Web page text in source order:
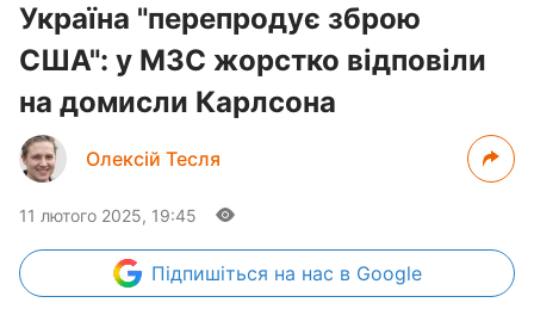
Україна "перепродує зброю
США": у МЗС жорстко відповіли
на домисли Карлсона
Олексій Тесля
11 лютого 2025, 19:45
Підпишіться на нас в Google